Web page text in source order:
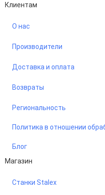
Клиентам
О нас
Производители
Доставка и оплата
Возвраты
Региональность
Политика в отношении
Блог
Магазин
Станки Stalex